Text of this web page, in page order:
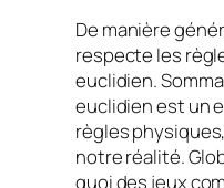
De manière
respecte les
euclidien.
euclidien est un
règles
notre réalité.
quoi des jeux